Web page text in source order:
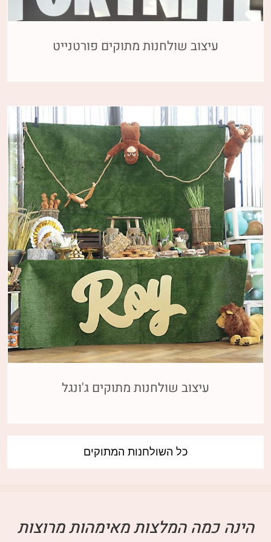
עיצוב שולחנות מתוקים פורטנייט
עיצוב שולחנות מתוקים ג'ונגל
כל השולחנות המתוקים
הינה כמה המלצות מאימהות מרוצות